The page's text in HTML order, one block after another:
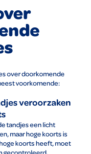
over doorkomende
voorkomende:
veroorzaken
tandjes een licht
maar hoge koorts is
koorts heeft, moet